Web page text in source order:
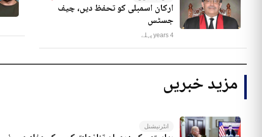
ارکان اسمبلی کو تحفظ دیں، چیف
جسٹس
4 years پہلے
مزید خبریں
انٹرنیشنل